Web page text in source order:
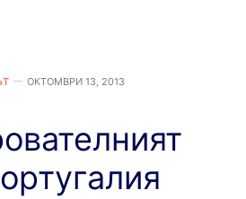
ОКТОМВРИ 13, 2013